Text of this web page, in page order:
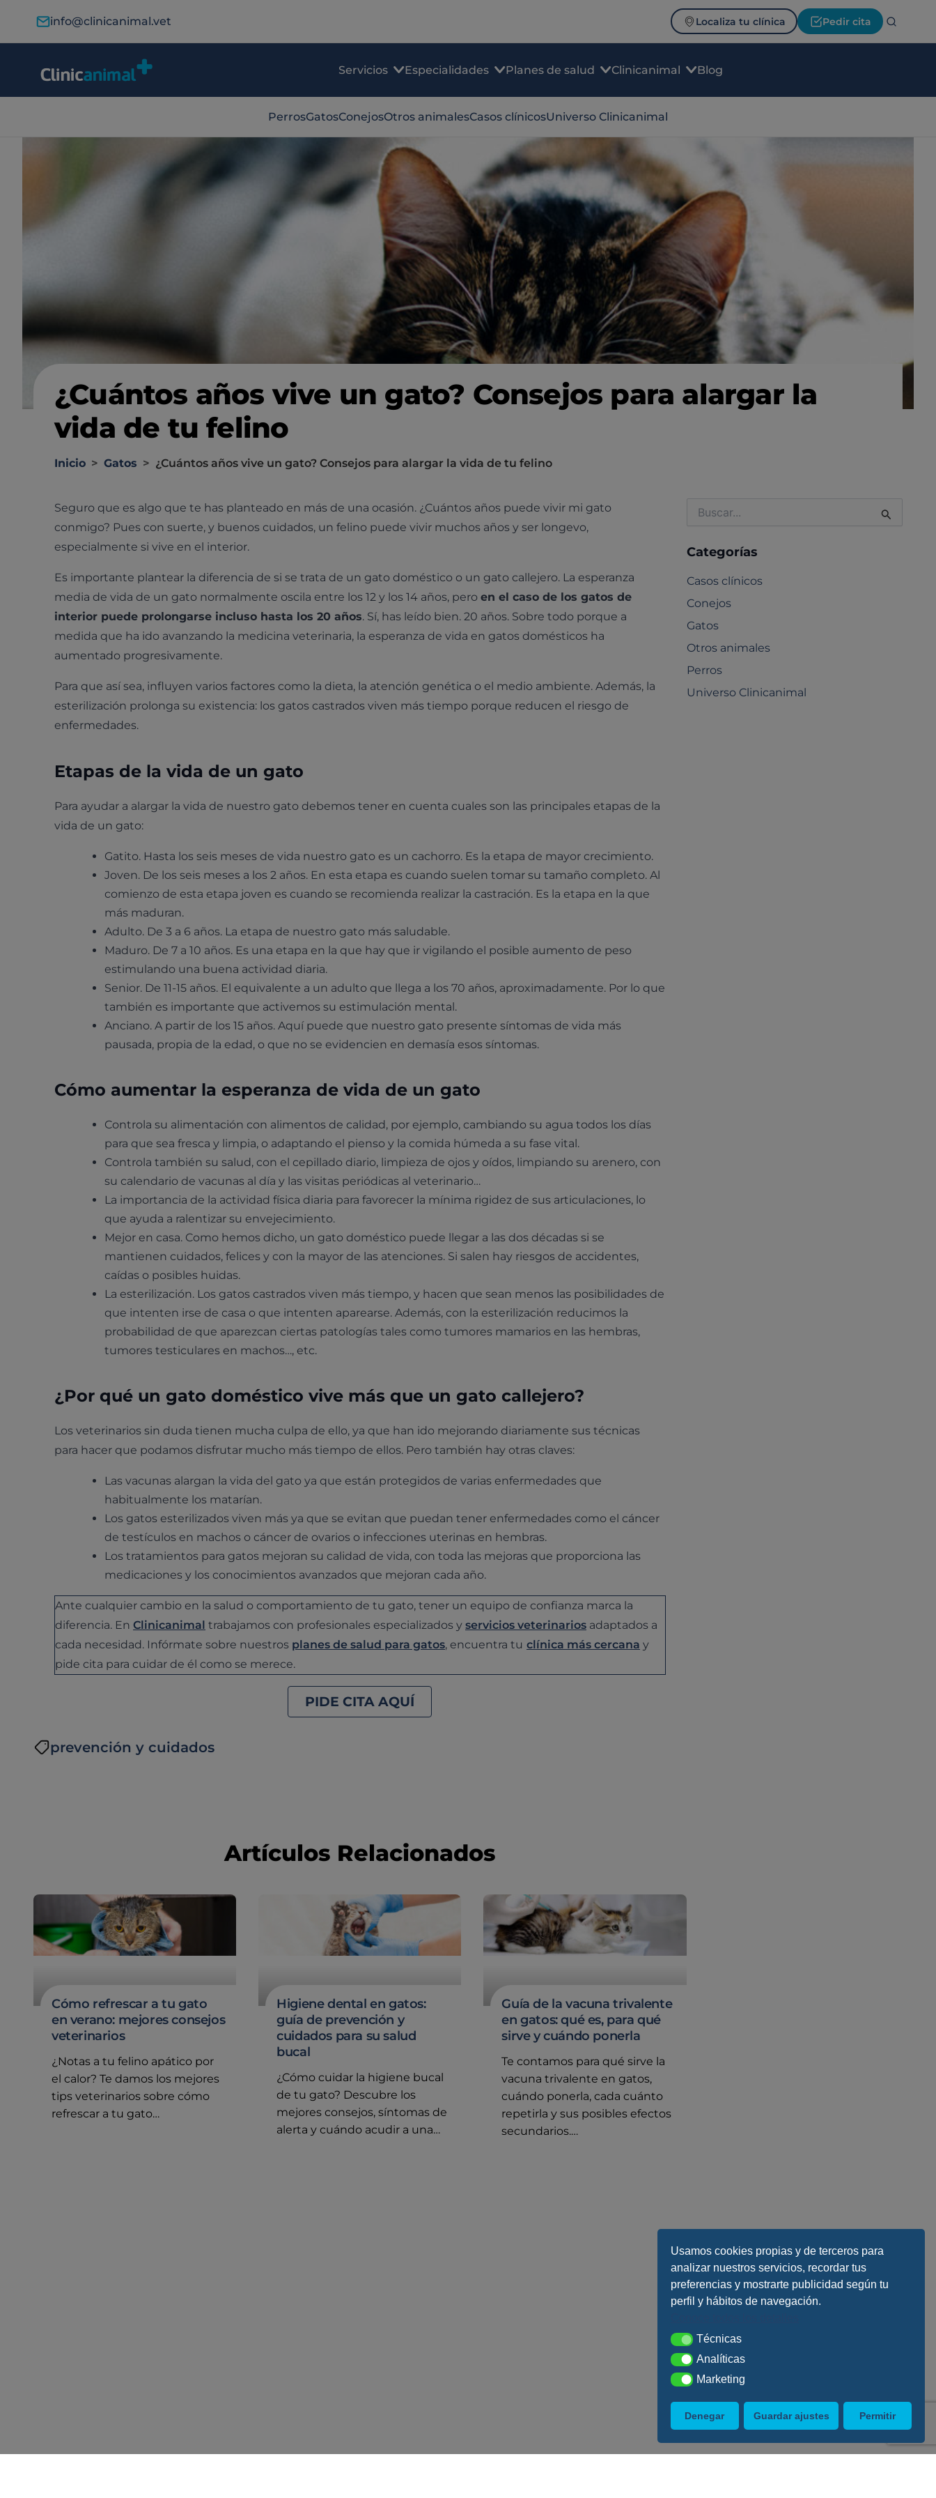
info@clinicanimal.vet Localiza tu clínica Pedir cita
Servicios Especialidades Planes de salud Clinicanimal Blog
PerrosGatosConejosOtros animalesCasos clínicosUniverso Clinicanimal
¿Cuántos años vive un gato? Consejos para alargar la
vida de tu felino
Inicio > Gatos > ¿Cuántos años vive un gato? Consejos para alargar la vida de tu felino
Seguro que es algo que te has planteado en más de una ocasión. ¿Cuántos años puede vivir mi gato
conmigo? Pues con suerte, y buenos cuidados, un felino puede vivir muchos años y ser longevo,
especialmente si vive en el interior.
Es importante plantear la diferencia de si se trata de un gato doméstico o un gato callejero. La esperanza
media de vida de un gato normalmente oscila entre los 12 y los 14 años, pero en el caso de los gatos de
interior puede prolongarse incluso hasta los 20 años. Sí, has leído bien. 20 años. Sobre todo porque a
medida que ha ido avanzando la medicina veterinaria, la esperanza de vida en gatos domésticos ha
aumentado progresivamente.
Para que así sea, influyen varios factores como la dieta, la atención genética o el medio ambiente. Además, la
esterilización prolonga su existencia: los gatos castrados viven más tiempo porque reducen el riesgo de
enfermedades.
Etapas de la vida de un gato
Para ayudar a alargar la vida de nuestro gato debemos tener en cuenta cuales son las principales etapas de la
vida de un gato:
Gatito. Hasta los seis meses de vida nuestro gato es un cachorro. Es la etapa de mayor crecimiento.
Joven. De los seis meses a los 2 años. En esta etapa es cuando suelen tomar su tamaño completo. Al
comienzo de esta etapa joven es cuando se recomienda realizar la castración. Es la etapa en la que
más maduran.
Adulto. De 3 a 6 años. La etapa de nuestro gato más saludable.
Maduro. De 7 a 10 años. Es una etapa en la que hay que ir vigilando el posible aumento de peso
estimulando una buena actividad diaria.
Senior. De 11-15 años. El equivalente a un adulto que llega a los 70 años, aproximadamente. Por lo que
también es importante que activemos su estimulación mental.
Anciano. A partir de los 15 años. Aquí puede que nuestro gato presente síntomas de vida más
pausada, propia de la edad, o que no se evidencien en demasía esos síntomas.
Cómo aumentar la esperanza de vida de un gato
Controla su alimentación con alimentos de calidad, por ejemplo, cambiando su agua todos los días
para que sea fresca y limpia, o adaptando el pienso y la comida húmeda a su fase vital.
Controla también su salud, con el cepillado diario, limpieza de ojos y oídos, limpiando su arenero, con
su calendario de vacunas al día y las visitas periódicas al veterinario…
La importancia de la actividad física diaria para favorecer la mínima rigidez de sus articulaciones, lo
que ayuda a ralentizar su envejecimiento.
Mejor en casa. Como hemos dicho, un gato doméstico puede llegar a las dos décadas si se
mantienen cuidados, felices y con la mayor de las atenciones. Si salen hay riesgos de accidentes,
caídas o posibles huidas.
La esterilización. Los gatos castrados viven más tiempo, y hacen que sean menos las posibilidades de
que intenten irse de casa o que intenten aparearse. Además, con la esterilización reducimos la
probabilidad de que aparezcan ciertas patologías tales como tumores mamarios en las hembras,
tumores testiculares en machos…, etc.
¿Por qué un gato doméstico vive más que un gato callejero?
Los veterinarios sin duda tienen mucha culpa de ello, ya que han ido mejorando diariamente sus técnicas
para hacer que podamos disfrutar mucho más tiempo de ellos. Pero también hay otras claves:
Las vacunas alargan la vida del gato ya que están protegidos de varias enfermedades que
habitualmente los matarían.
Los gatos esterilizados viven más ya que se evitan que puedan tener enfermedades como el cáncer
de testículos en machos o cáncer de ovarios o infecciones uterinas en hembras.
Los tratamientos para gatos mejoran su calidad de vida, con toda las mejoras que proporciona las
medicaciones y los conocimientos avanzados que mejoran cada año.
Ante cualquier cambio en la salud o comportamiento de tu gato, tener un equipo de confianza marca la
diferencia. En Clinicanimal trabajamos con profesionales especializados y servicios veterinarios adaptados a
cada necesidad. Infórmate sobre nuestros planes de salud para gatos, encuentra tu clínica más cercana y
pide cita para cuidar de él como se merece.
PIDE CITA AQUÍ
prevención y cuidados
Artículos Relacionados
Cómo refrescar a tu gato
en verano: mejores consejos
veterinarios
¿Notas a tu felino apático por
el calor? Te damos los mejores
tips veterinarios sobre cómo
refrescar a tu gato…
Higiene dental en gatos:
guía de prevención y
cuidados para su salud
bucal
¿Cómo cuidar la higiene bucal
de tu gato? Descubre los
mejores consejos, síntomas de
alerta y cuándo acudir a una…
Guía de la vacuna trivalente
en gatos: qué es, para qué
sirve y cuándo ponerla
Te contamos para qué sirve la
vacuna trivalente en gatos,
cuándo ponerla, cada cuánto
repetirla y sus posibles efectos
secundarios.…
por:
Categorías
Casos clínicos
Conejos
Gatos
Otros animales
Perros
Universo Clinicanimal
Usamos cookies propias y de terceros para
analizar nuestros servicios, recordar tus
preferencias y mostrarte publicidad según tu
perfil y hábitos de navegación.
TécnicasTécnicas
AnalíticasAnalíticas
MarketingMarketing
Denegar Guardar ajustes Permitir